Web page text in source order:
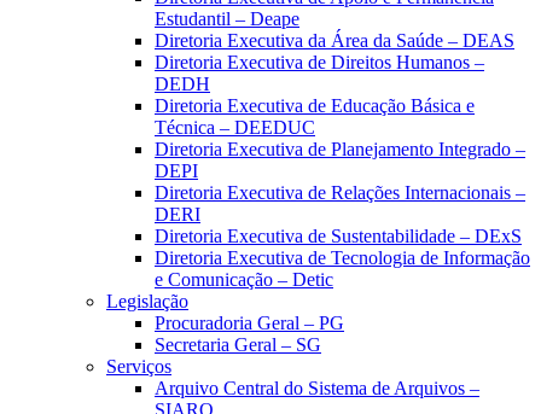
Estudantil – Deape
Diretoria Executiva da Área da Saúde – DEAS
Diretoria Executiva de Direitos Humanos –
DEDH
Diretoria Executiva de Educação Básica e
Técnica – DEEDUC
Diretoria Executiva de Planejamento Integrado –
DEPI
Diretoria Executiva de Relações Internacionais –
DERI
Diretoria Executiva de Sustentabilidade – DExS
Diretoria Executiva de Tecnologia de Informação
e Comunicação – Detic
Legislação
Procuradoria Geral – PG
Secretaria Geral – SG
Serviços
Arquivo Central do Sistema de Arquivos –
SIARQ